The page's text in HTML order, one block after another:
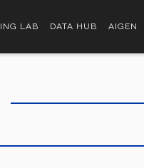
LAB DATA HUB AIGEN